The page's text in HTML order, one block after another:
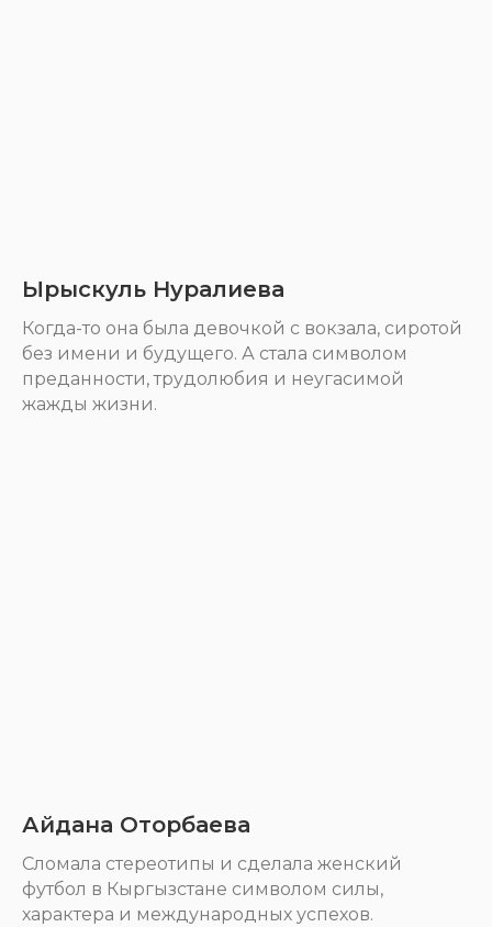
Ырыскуль Нуралиева
Когда-то она была девочкой с вокзала, сиротой
без имени и будущего. А стала символом
преданности, трудолюбия и неугасимой
жажды жизни.
Айдана Оторбаева
Cломала стереотипы и сделала женский
футбол в Кыргызстане символом силы,
характера и международных успехов.